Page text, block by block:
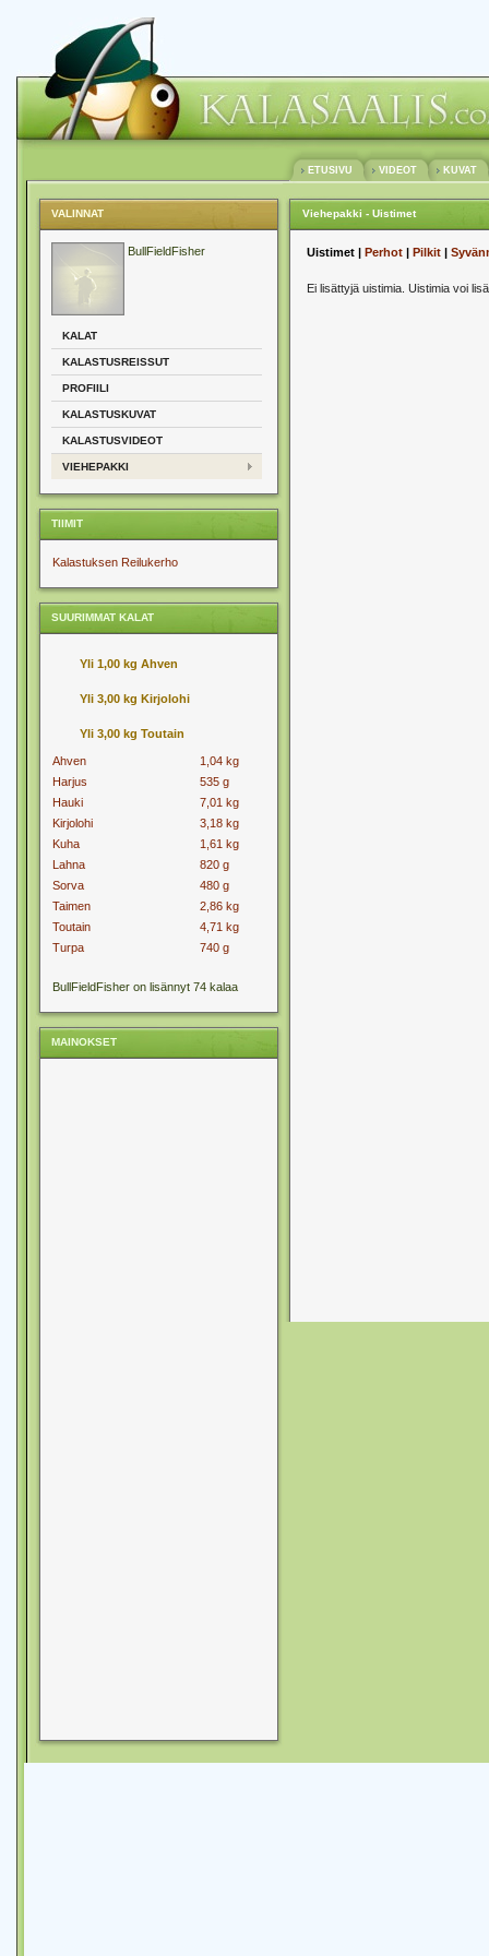
ETUSIVU VIDEOT KUVAT
VALINNAT
BullFieldFisher
KALAT
KALASTUSREISSUT
PROFIILI
KALASTUSKUVAT
KALASTUSVIDEOT
VIEHEPAKKI
TIIMIT
Kalastuksen Reilukerho
SUURIMMAT KALAT
Yli 1,00 kg Ahven
Yli 3,00 kg Kirjolohi
Yli 3,00 kg Toutain
Ahven
1,04 kg
Harjus
535 g
Hauki
7,01 kg
Kirjolohi
3,18 kg
Kuha
1,61 kg
Lahna
820 g
Sorva
480 g
Taimen
2,86 kg
Toutain
4,71 kg
Turpa
740 g
BullFieldFisher on lisännyt 74 kalaa
MAINOKSET
Viehepakki - Uistimet
Uistimet | Perhot | Pilkit |
Ei lisättyjä uistimia. Uistimia voi